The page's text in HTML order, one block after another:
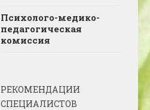
Психолого-медико-
педагогическая
комиссия
РЕКОМЕНДАЦИИ
СПЕЦИАЛИСТОВ